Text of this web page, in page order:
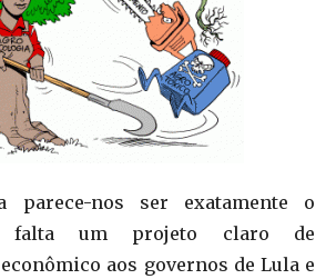
parece-nos ser exatamente o
falta um projeto claro de
aos governos de Lula e